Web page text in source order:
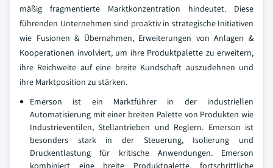
mäßig fragmentierte Marktkonzentration hindeutet. Diese
führenden Unternehmen sind proaktiv in strategische Initiativen
wie Fusionen & Übernahmen, Erweiterungen von Anlagen &
Kooperationen involviert, um ihre Produktpalette zu erweitern,
ihre Reichweite auf eine breite Kundschaft auszudehnen und
ihre Marktposition zu stärken.
Emerson ist ein Marktführer in der industriellen
Automatisierung mit einer breiten Palette von Produkten wie
Industrieventilen, Stellantrieben und Reglern. Emerson ist
besonders stark in der Steuerung, Isolierung und
Druckentlastung für kritische Anwendungen. Emerson
kombiniert eine breite Produktpalette, fortschrittliche